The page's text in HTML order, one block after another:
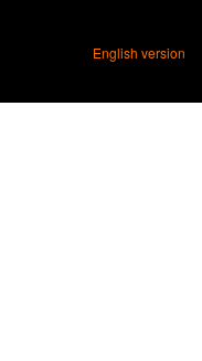
English version